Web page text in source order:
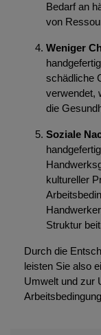
Bedarf an
von
Weniger
schädliche
verwendet,
die
Soziale
kultureller
Struktur
Durch die
leisten Sie also
Umwelt und zur